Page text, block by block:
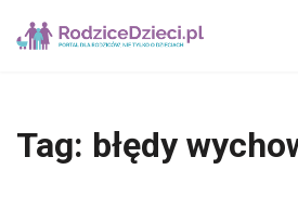
Tag: błędy